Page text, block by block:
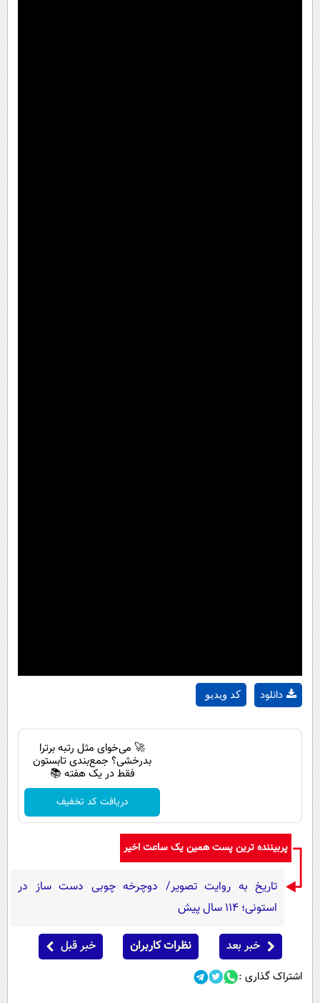
کد ویدیو دانلود
🚀 می‌خوای مثل رتبه برترا
بدرخشی؟ جمع‌بندی تابستون
فقط در یک هفته 📚
دریافت کد تخفیف
پربیننده ترین پست همین یک ساعت اخیر
تاریخ به روایت تصویر/ دوچرخه چوبی دست ساز در
استونی؛ 114 سال پیش
خبر بعد نظرات کاربران خبر قبل
اشتراک گذاری :